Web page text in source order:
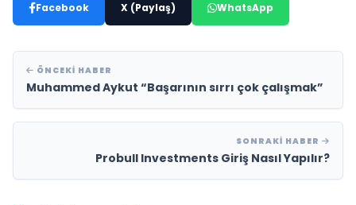
Facebook X (Paylaş) WhatsApp
ÖNCEKI HABER
Muhammed Aykut “Başarının sırrı çok çalışmak”
SONRAKI HABER
Probull Investments Giriş Nasıl Yapılır?